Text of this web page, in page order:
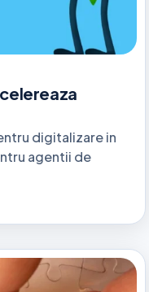
digitalizare in
agentii de